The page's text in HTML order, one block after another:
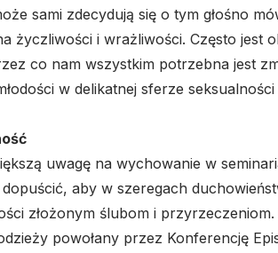
sami zdecydują się o tym głośno
życzliwości i wrażliwości. Często jest
co nam wszystkim potrzebna jest
w delikatnej sferze
uwagę na wychowanie w
aby w szeregach
złożonym ślubom i
powołany przez Konferencję